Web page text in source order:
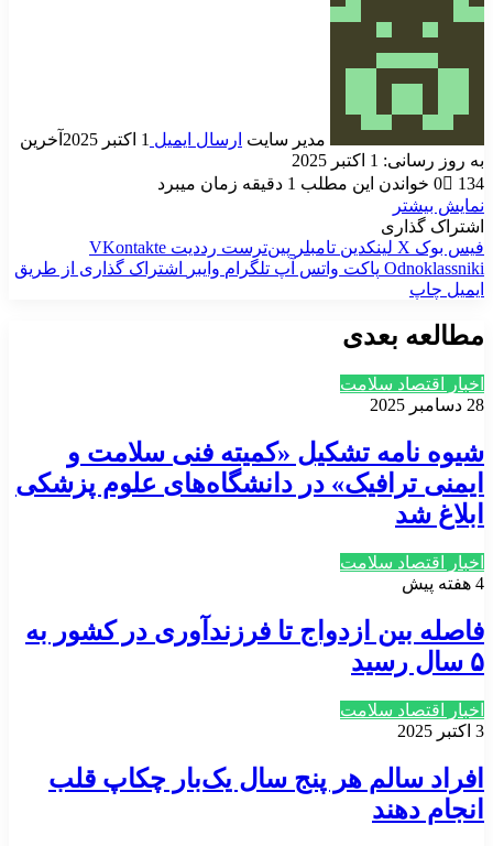
مدیر سایت ارسال ایمیل 1 اکتبر 2025
آخرین
به روز رسانی: 1 اکتبر 2025
0
134
خواندن این مطلب 1 دقیقه زمان میبرد
نمایش بیشتر
اشتراک گذاری
فیس بوک X لینکدین ‫تامبلر ‫پین‌ترست ‫رددیت ‫VKontakte
‫Odnoklassniki پاکت واتس آپ تلگرام وایبر
اشتراک گذاری از طریق
ایمیل چاپ
مطالعه بعدی
اخبار اقتصاد سلامت
28 دسامبر 2025
شیوه نامه تشکیل «کمیته فنی سلامت و
ایمنی ترافیک» در دانشگاه‌های علوم پزشکی
ابلاغ شد
اخبار اقتصاد سلامت
4 هفته پیش
فاصله بین ازدواج تا فرزندآوری در کشور به
۵ سال رسید
اخبار اقتصاد سلامت
3 اکتبر 2025
افراد سالم هر پنج سال یک‌بار چکاپ قلب
انجام دهند